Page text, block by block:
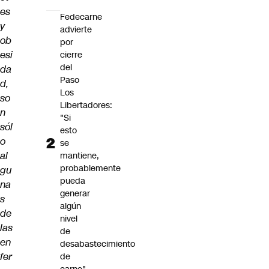
es
y
ob
esi
da
d,
so
n
sól
o
al
gu
na
s
de
las
en
fer
Fedecarne
advierte
por
cierre
del
Paso
Los
Libertadores:
"Si
esto
se
mantiene,
probablemente
pueda
generar
algún
nivel
de
desabastecimiento
de